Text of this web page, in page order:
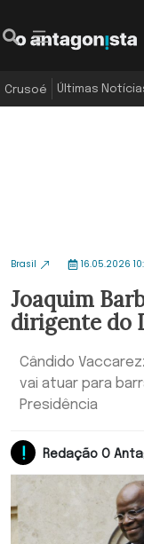
Crusoé Últimas
Brasil 16.05.2026
Joaquim
dirigente do
Cândido
vai atuar para
Presidência
Redação O